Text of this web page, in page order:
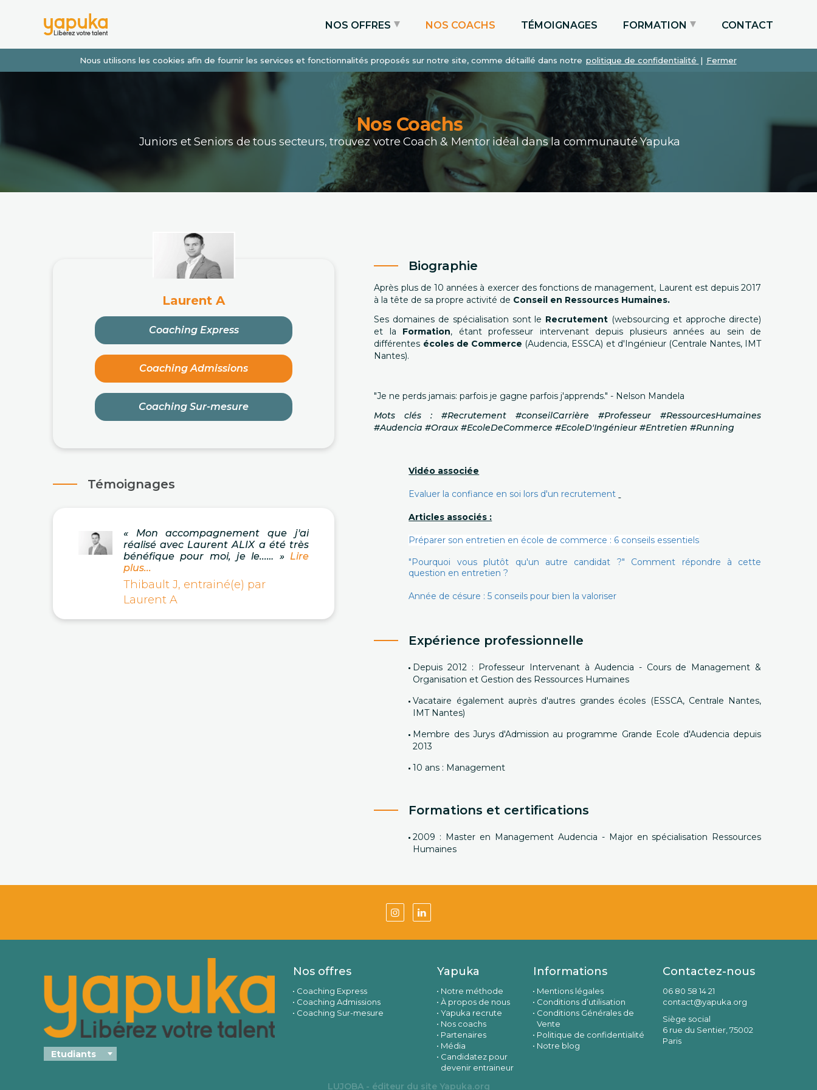
Nous utilisons les cookies afin de fournir les services et fonctionnalités proposés sur notre site, comme détaillé dans notre politique de confidentialité | Fermer
NOS OFFRES
Coaching Express
Coaching Admissions
Coaching Sur-mesure
NOS COACHS TÉMOIGNAGES FORMATION
Particuliers via le CPF
Etudiants
Entreprises
CONTACT
Nos Coachs
Juniors et Seniors de tous secteurs, trouvez votre Coach & Mentor idéal dans la communauté Yapuka
Laurent A
Coaching Express
Coaching Admissions
Coaching Sur-mesure
Témoignages
« Mon accompagnement que j'ai
réalisé avec Laurent ALIX a été très
bénéfique pour moi, je le...… »Lire
plus...
Thibault J, entrainé(e) par
Laurent A
Biographie
Après plus de 10 années à exercer des fonctions de management, Laurent est depuis 2017
à la tête de sa propre activité de Conseil en Ressources Humaines.
Ses domaines de spécialisation sont le Recrutement (websourcing et approche directe)
et la Formation, étant professeur intervenant depuis plusieurs années au sein de
différentes écoles de Commerce (Audencia, ESSCA) et d'Ingénieur (Centrale Nantes, IMT
Nantes).
"Je ne perds jamais: parfois je gagne parfois j'apprends." - Nelson Mandela
Mots clés : #Recrutement #conseilCarrière #Professeur #RessourcesHumaines
#Audencia #Oraux #EcoleDeCommerce #EcoleD'Ingénieur #Entretien #Running
Vidéo associée
Evaluer la confiance en soi lors d'un recrutement
Articles associés :
Préparer son entretien en école de commerce : 6 conseils essentiels
"Pourquoi vous plutôt qu'un autre candidat ?" Comment répondre à cette
question en entretien ?
Année de césure : 5 conseils pour bien la valoriser
Expérience professionnelle
Depuis 2012 : Professeur Intervenant à Audencia - Cours de Management &
Organisation et Gestion des Ressources Humaines
Vacataire également auprès d'autres grandes écoles (ESSCA, Centrale Nantes,
IMT Nantes)
Membre des Jurys d'Admission au programme Grande Ecole d'Audencia depuis
2013
10 ans : Management
Formations et certifications
2009 : Master en Management Audencia - Major en spécialisation Ressources
Humaines
Nos offres
Coaching Express
Coaching Admissions
Coaching Sur-mesure
Yapuka
Notre méthode
À propos de nous
Yapuka recrute
Nos coachs
Partenaires
Média
Candidatez pour
devenir entraineur
Informations
Mentions légales
Conditions d’utilisation
Conditions Générales de
Vente
Politique de confidentialité
Notre blog
Contactez-nous
06 80 58 14 21
contact@yapuka.org
Siège social
6 rue du Sentier, 75002
Paris
LUJOBA - éditeur du site Yapuka.org